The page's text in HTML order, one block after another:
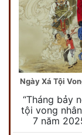
Ngày Xá Tội
“Tháng bảy
tội vong
7 năm